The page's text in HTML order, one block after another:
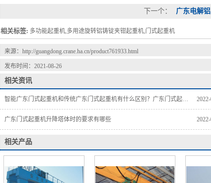
下一个： 广东电解
相关标签: 多功能起重机,多用途旋转铝铸锭夹钳起重机,门式起重机
来源： http://guangdong.crane.ha.cn/product761933.html
发布时间：2021-08-26
相关资讯
智能广东门式起重机和传统广东门式起重机有什么区别？广东门式起重机制造商将带您了解。
广东门式起重机升降塔体时的要求有哪些
相关产品